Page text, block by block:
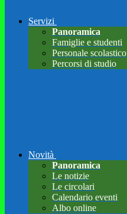
Servizi
Panoramica
Famiglie e studenti
Personale scolastico
Percorsi di studio
Novità
Panoramica
Le notizie
Le circolari
Calendario eventi
Albo online